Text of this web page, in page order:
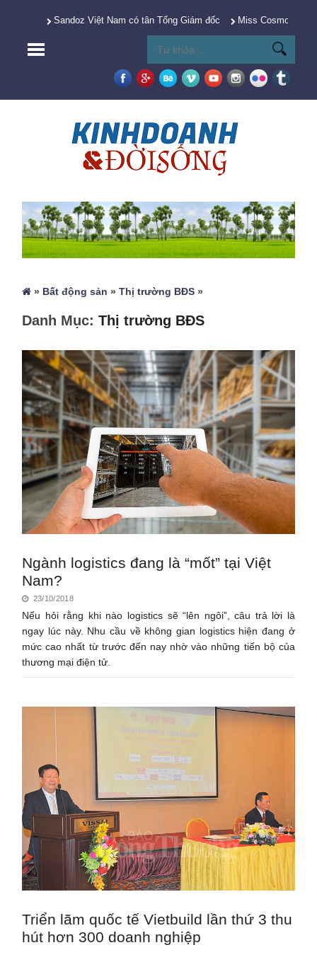
Sandoz Việt Nam có tân Tổng Giám đốc Miss Cosmo 2025
» Bất động sản »Thị trường BĐS »
Danh Mục:Thị trường BĐS
Ngành logistics đang là “mốt” tại Việt
Nam?
23/10/2018
Nếu hỏi rằng khi nào logistics sẽ “lên ngôi”, câu trả lời là
ngay lúc này. Nhu cầu về không gian logistics hiện đang ở
mức cao nhất từ trước đến nay nhờ vào những tiến bộ của
thương mại điện tử.
Triển lãm quốc tế Vietbuild lần thứ 3 thu
hút hơn 300 doanh nghiệp